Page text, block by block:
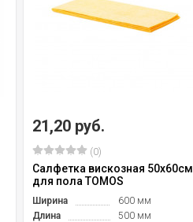
21,20 руб.
(0)
Салфетка вискозная 50х60см
для пола TOMOS
Ширина
600 мм
Длина
500 мм